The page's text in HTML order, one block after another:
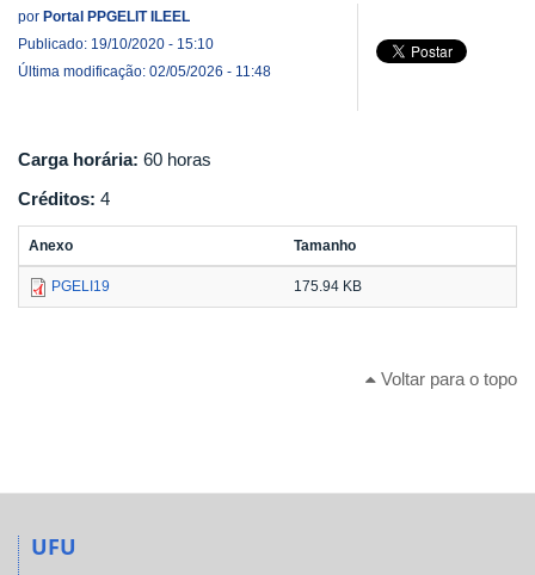
por Portal PPGELIT ILEEL
Publicado: 19/10/2020 - 15:10
Última modificação: 02/05/2026 - 11:48
Carga horária: 60 horas
Créditos: 4
Anexo Tamanho
PGELI19 175.94 KB
Voltar para o topo
UFU